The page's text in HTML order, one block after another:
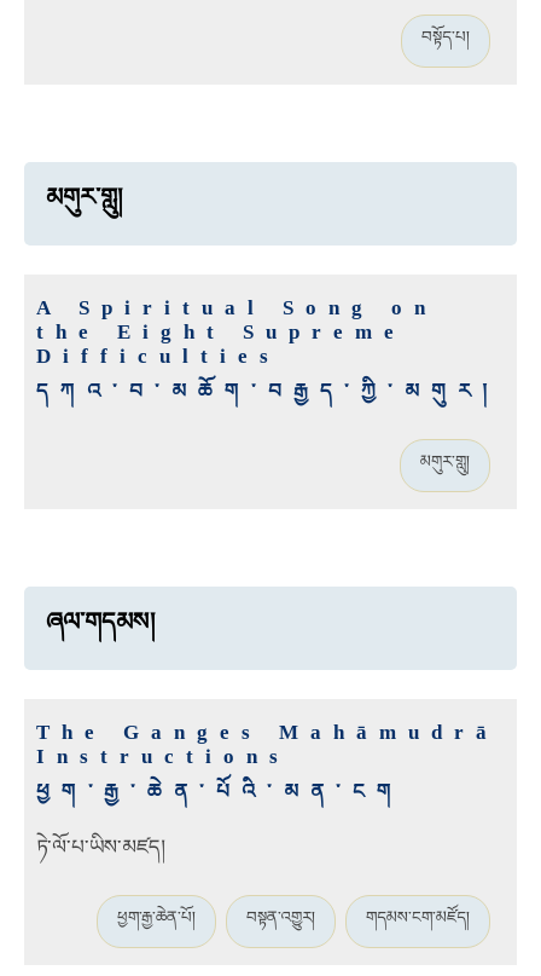
བསྟོད་པ།
མགུར་གླུ།
A Spiritual Song on
the Eight Supreme
Difficulties
དཀའ་བ་མཆོག་བརྒྱད་ཀྱི་མགུར།
མགུར་གླུ།
ཞལ་གདམས།
The Ganges Mahāmudrā
Instructions
ཕྱག་རྒྱ་ཆེན་པོའི་མན་ངག
ཏེ་ལོ་པ་ཡིས་མཛད།
ཕྱག་རྒྱ་ཆེན་པོ། བསྟན་འགྱུར། གདམས་ངག་མཛོད།